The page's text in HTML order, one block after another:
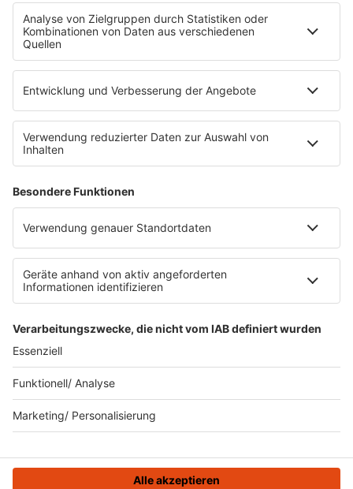
WERBUNG
Leistungen und Produkte
Mediadaten und Preisliste
Ansprechpartner
RECHTLICHES
Impressum
Datenschutzeinstellungen
Datenverarbeitung bei Gewinnspielen
Teilnahmebedingungen
Gewinnspielregeln Social Media
KI-Leitlinie
KI-Leitlinie
© ROCK FM - Eine Marke der Audiotainment Südwest GmbH &
Co. KG